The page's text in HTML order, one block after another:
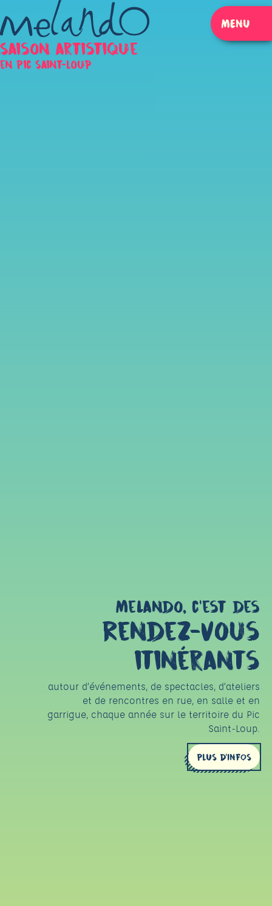
Saison artistique
en Pic Saint-Loup
MENU
FERMER
Melando, c’est des
Rendez-vous
itinérants
autour d’événements, de spectacles, d’ateliers
et de rencontres en rue, en salle et en
garrigue, chaque année sur le territoire du Pic
Saint-Loup.
PLUS D'INFOS